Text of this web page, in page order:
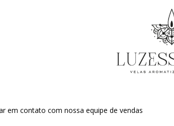
em contato com nossa equipe de vendas